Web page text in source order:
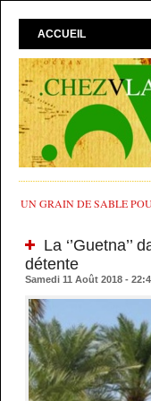
ACCUEIL
UN GRAIN DE SABLE
La
détente
Samedi 11 Août 2018 -